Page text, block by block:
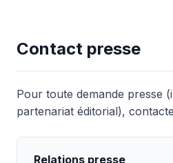
Contact presse
Pour toute demande presse
partenariat éditorial),
Relations presse